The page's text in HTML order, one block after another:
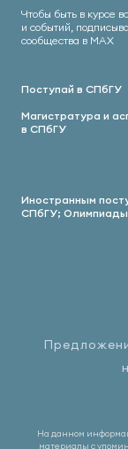
Чтобы быть в курсе
и событий,
сообщества в МАХ
Поступай в СПбГУ
Магистратура и
в СПбГУ
Иностранным
СПбГУ; Олимпиады
На данном
материалы с